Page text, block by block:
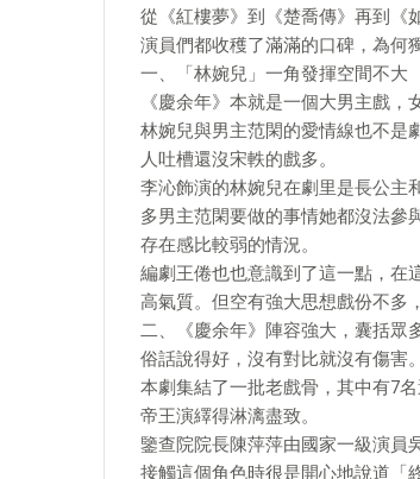
從《紅樓夢》到《楚喬傳》再到《
演員們都收穫了滿滿的口碑，為何
一、「林婉兒」一角發揮空間不大
《慶余年》本就是一個大男主戲
林婉兒與男主范閑的愛情線也不是
人吐槽還沒宋軼的戲多。
李沁飾演的林婉兒在劇里是長公主
多男主范閑要做的事情她都沒法參
存在感比較弱的情況。
編劇王倦也也意識到了這一點，在
高氣質。但空有強大思想戲份不多
二、《慶余年》陣容強大，囊括眾
俗話說得好，沒有對比就沒有傷害。
本劇集結了一批老戲骨，其中有7
帝王演繹得淋漓盡致。
鑒查院院長陳萍萍由國家一級演員
接觸這個角色時很是開心地說道「